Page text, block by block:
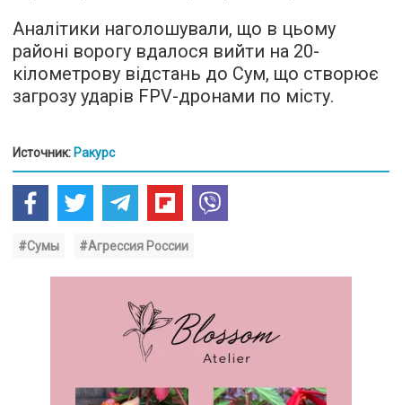
Аналітики наголошували, що в цьому
районі ворогу вдалося вийти на 20-
кілометрову відстань до Сум, що створює
загрозу ударів FPV-дронами по місту.
Источник: Ракурс
#Сумы #Агрессия России